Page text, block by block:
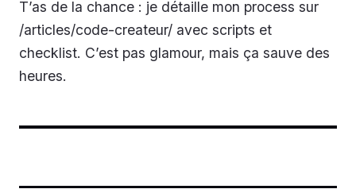
T’as de la chance : je détaille mon process sur
/articles/code-createur/ avec scripts et
checklist. C’est pas glamour, mais ça sauve des
heures.